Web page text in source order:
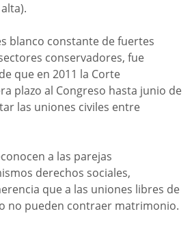
blanco constante de fuertes
conservadores, fue
que en 2011 la Corte
plazo al Congreso hasta junio de
las uniones civiles entre
a las parejas
derechos sociales,
que a las uniones libres de
no pueden contraer matrimonio.